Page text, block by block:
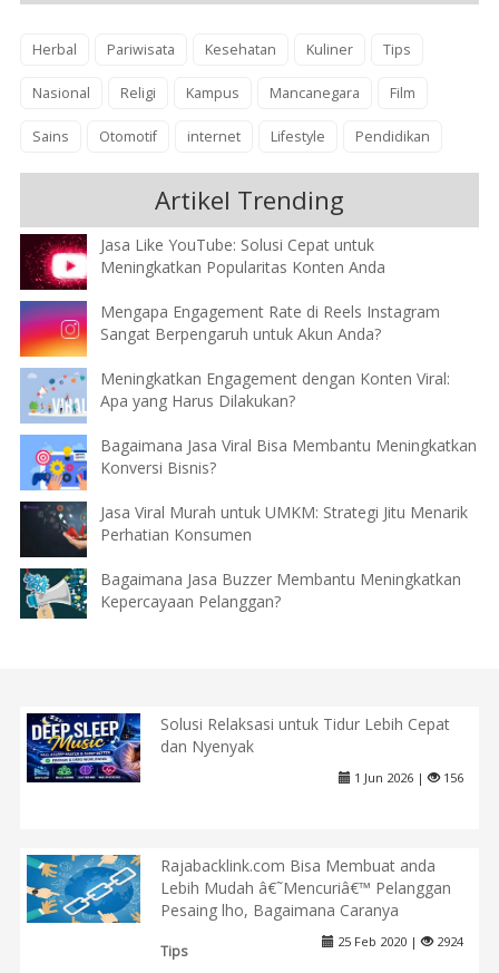
Herbal Pariwisata Kesehatan Kuliner Tips
Nasional Religi Kampus Mancanegara Film
Sains Otomotif internet Lifestyle Pendidikan
Artikel Trending
Jasa Like YouTube: Solusi Cepat untuk
Meningkatkan Popularitas Konten Anda
Mengapa Engagement Rate di Reels Instagram
Sangat Berpengaruh untuk Akun Anda?
Meningkatkan Engagement dengan Konten Viral:
Apa yang Harus Dilakukan?
Bagaimana Jasa Viral Bisa Membantu Meningkatkan
Konversi Bisnis?
Jasa Viral Murah untuk UMKM: Strategi Jitu Menarik
Perhatian Konsumen
Bagaimana Jasa Buzzer Membantu Meningkatkan
Kepercayaan Pelanggan?
Solusi Relaksasi untuk Tidur Lebih Cepat
dan Nyenyak
1 Jun 2026 | 156
Rajabacklink.com Bisa Membuat anda
Lebih Mudah â€˜Mencuriâ€™ Pelanggan
Pesaing lho, Bagaimana Caranya
Tips
25 Feb 2020 | 2924